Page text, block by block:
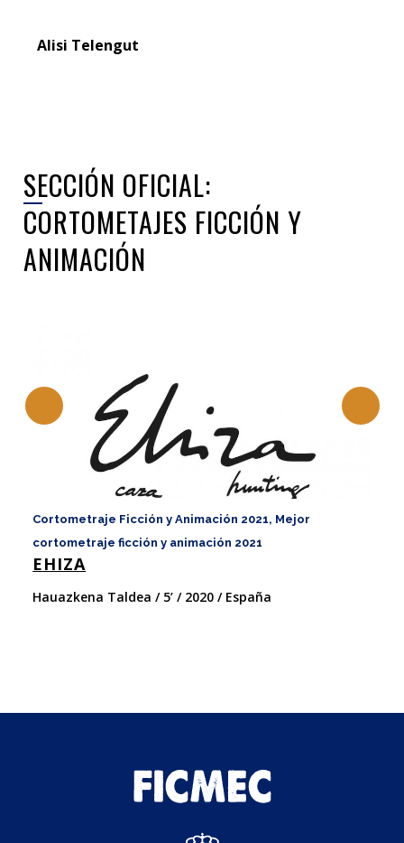
Alisi Telengut
SECCIÓN OFICIAL:
CORTOMETAJES FICCIÓN Y
ANIMACIÓN
Cortometraje Ficción y Animación 2021, Mejor
cortometraje ficción y animación 2021
EHIZA
Hauazkena Taldea / 5’ / 2020 / España